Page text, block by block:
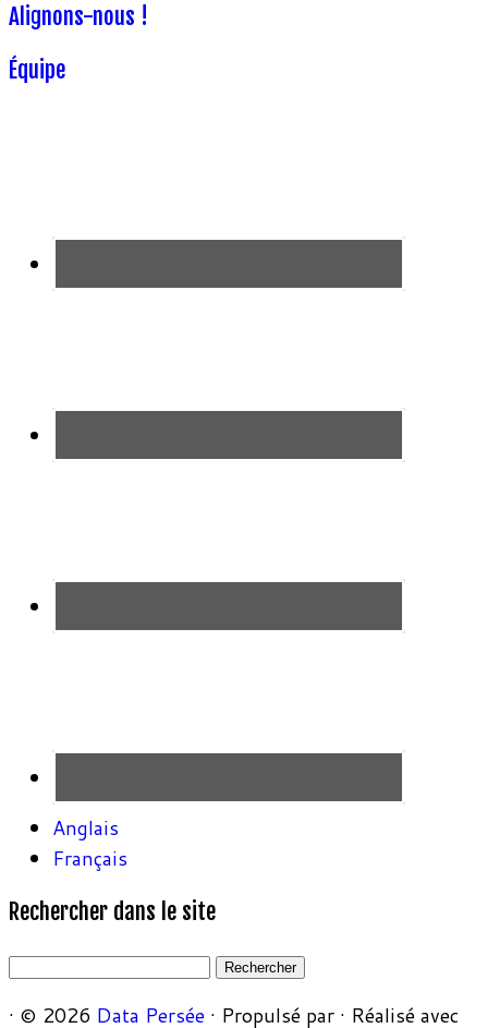
Alignons-nous !
Équipe
Anglais
Français
Rechercher dans le site
Rechercher :
· © 2026 Data Persée · Propulsé par · Réalisé avec